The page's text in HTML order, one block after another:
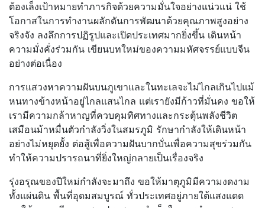
ต้องเล็งเป้าหมายทำภารกิจด้วยความมั่นใจอย่างแน่วแน่ ใช้
โอกาสในการทำงานผลักดันการพัฒนาด้วยคุณภาพสูงอย่าง
จริงจัง ลงลึกการปฏิรูปและเปิดประเทศมากยิ่งขึ้น เดินหน้า
ความมั่งคั่งร่วมกัน เขียนบทใหม่ของความมหัศจรรย์แบบจีน
อย่างต่อเนื่อง
การแสวงหาความฝันบนภูเขาและในทะเลจะไม่ไกลเกินไปแม้
หนทางข้างหน้าอยู่ไกลแสนไกล แต่เรายังมีก้าวที่มั่นคง ขอให้
เรามีความกล้าหาญที่ควบคุมทิศทางและกระตุ้นพลังชีวิต
เสมือนม้าหมื่นตัวกำลังวิ่งในสมรภูมิ รักษากำลังให้เดินหน้า
อย่างไม่หยุดยั้ง ต่อสู้เพื่อความฝันบากบั่นเพื่อความสุขร่วมกัน
ทำให้ความปรารถนาที่ยิ่งใหญ่กลายเป็นเรื่องจริง
รุ่งอรุณของปีใหม่กำลังจะมาถึง ขอให้มาตุภูมิมีความงดงาม
ทั้งแผ่นดิน พื้นที่อุดมสมบูรณ์ ทั่วประเทศอยู่ภายใต้แสงแดด